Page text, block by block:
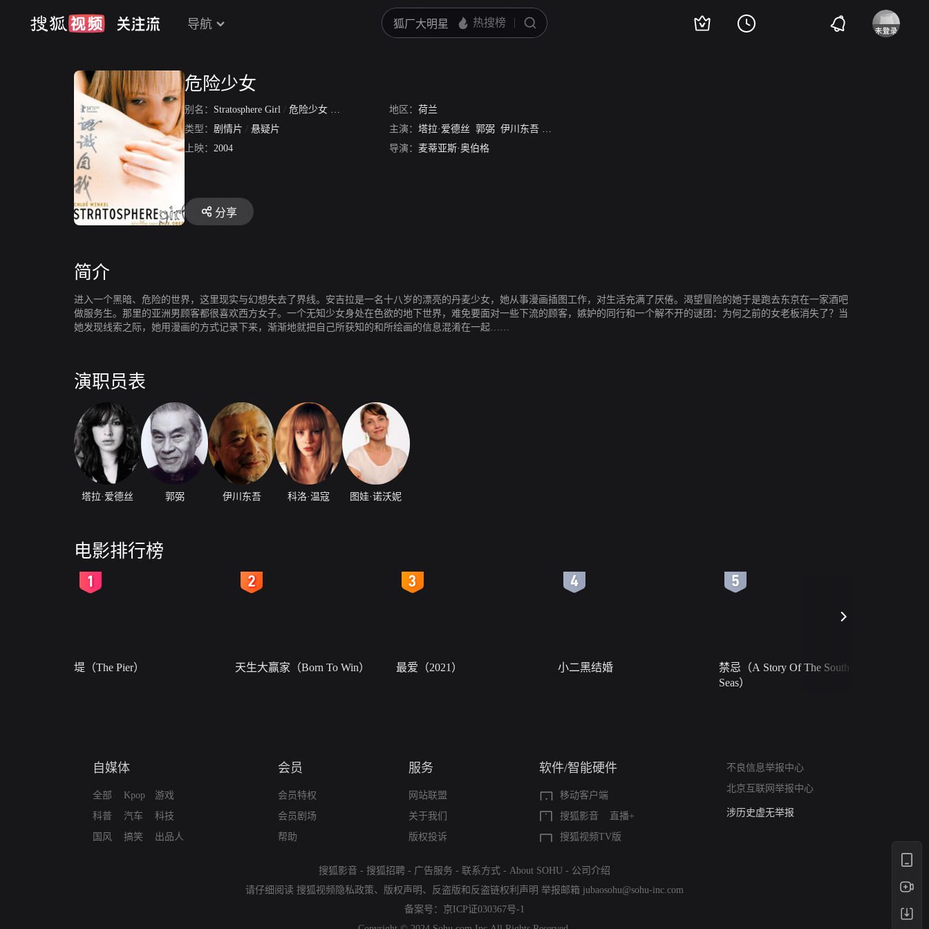
导航
危险少女
别名： Stratosphere Girl / 危险少女 荷兰版 地区： 荷兰
类型： 剧情片 / 悬疑片 主演： 塔拉·爱德丝 郭弼 伊川东吾 科洛·温寇
上映： 2004 导演： 麦蒂亚斯·奥伯格
分享
简介
进入一个黑暗、危险的世界，这里现实与幻想失去了界线。安吉拉是一名十八岁的漂亮的丹麦少女，她从事漫画插图工作，对生活充满了厌倦。渴望冒险的她于是跑去东京在一家酒吧
做服务生。那里的亚洲男顾客都很喜欢西方女子。一个无知少女身处在色欲的地下世界，难免要面对一些下流的顾客，嫉妒的同行和一个解不开的谜团：为何之前的女老板消失了？当
她发现线索之际，她用漫画的方式记录下来，渐渐地就把自己所获知的和所绘画的信息混淆在一起……
演职员表
塔拉·爱德丝 郭弼 伊川东吾 科洛·温寇 图娃·诺沃妮
电影排行榜
堤（The Pier） 天生大赢家（Born To Win） 最爱（2021） 小二黑结婚
禁忌（A Story Of The South
Seas）
自媒体
全部
科普
国风
Kpop
汽车
搞笑
游戏
科技
出品人
会员
会员特权
会员剧场
帮助
服务
网站联盟
关于我们
版权投诉
软件/智能硬件
移动客户端
搜狐影音
直播+
搜狐视频TV版
不良信息举报中心
北京互联网举报中心
亚运会举报专区
涉历史虚无举报
搜狐影音 - 搜狐招聘 - 广告服务 - 联系方式 - About SOHU - 公司介绍
请仔细阅读 搜狐视频隐私政策、 版权声明 、 反盗版和反盗链权利声明 举报邮箱 jubaosohu@sohu-inc.com
备案号： 京ICP证030367号-1